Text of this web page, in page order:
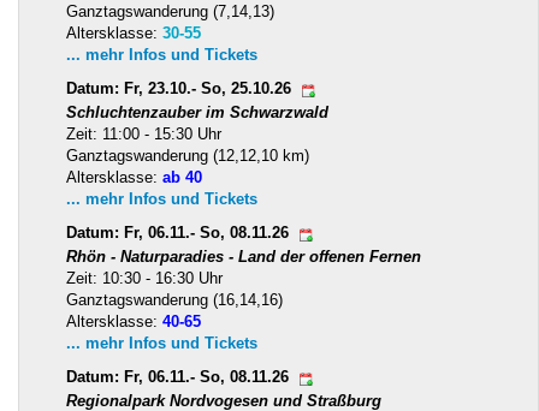
Ganztagswanderung (7,14,13)
Altersklasse: 30-55
... mehr Infos und Tickets
Datum: Fr, 23.10.- So, 25.10.26
Schluchtenzauber im Schwarzwald
Zeit: 11:00 - 15:30 Uhr
Ganztagswanderung (12,12,10 km)
Altersklasse: ab 40
... mehr Infos und Tickets
Datum: Fr, 06.11.- So, 08.11.26
Rhön - Naturparadies - Land der offenen Fernen
Zeit: 10:30 - 16:30 Uhr
Ganztagswanderung (16,14,16)
Altersklasse: 40-65
... mehr Infos und Tickets
Datum: Fr, 06.11.- So, 08.11.26
Regionalpark Nordvogesen und Straßburg